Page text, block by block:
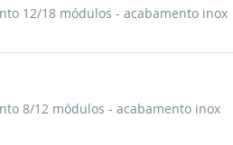
12/18 módulos - acabamento inox
8/12 módulos - acabamento inox